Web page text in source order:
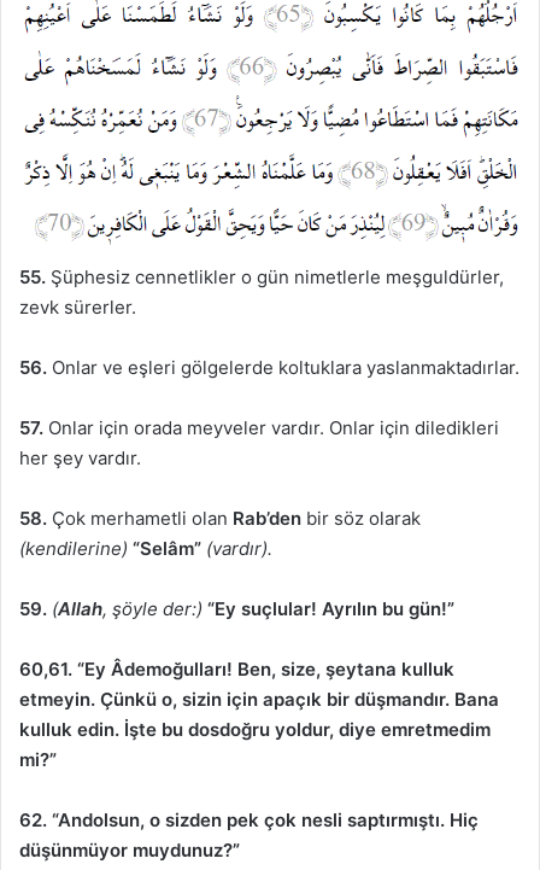
55. Şüphesiz cennetlikler o gün nimetlerle meşguldürler,
zevk sürerler.
56. Onlar ve eşleri gölgelerde koltuklara yaslanmaktadırlar.
57. Onlar için orada meyveler vardır. Onlar için diledikleri
her şey vardır.
58. Çok merhametli olan Rab’den bir söz olarak
(kendilerine) “Selâm” (vardır).
59. (Allah, şöyle der:) “Ey suçlular! Ayrılın bu gün!”
60,61. “Ey Âdemoğulları! Ben, size, şeytana kulluk
etmeyin. Çünkü o, sizin için apaçık bir düşmandır. Bana
kulluk edin. İşte bu dosdoğru yoldur, diye emretmedim
mi?”
62. “Andolsun, o sizden pek çok nesli saptırmıştı. Hiç
düşünmüyor muydunuz?”